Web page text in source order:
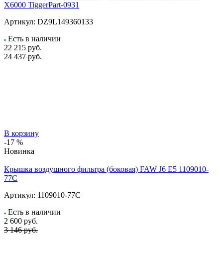
X6000 TiggerPart-0931
Артикул: DZ9L149360133
Есть в наличии
22 215 руб.
24 437 руб.
В корзину
-17 %
Новинка
Крышка воздушного фильтра (боковая) FAW J6 E5 1109010-
77C
Артикул: 1109010-77C
Есть в наличии
2 600 руб.
3 146 руб.